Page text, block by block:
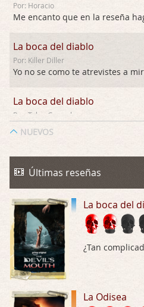
Por: Horacio
La boca del diablo
Por: Killer Diller
Yo no se como te atrevistes a
La boca del diablo
Por: Talan Gwynek
La Odisea
Por: Talan Gwynek
La Odisea
Por: Draghann
No sé si entrar en polémicas con
Trance
Por: Luar
NUEVOS
Últimas reseñas
La boca del
¿Tan
La Odisea